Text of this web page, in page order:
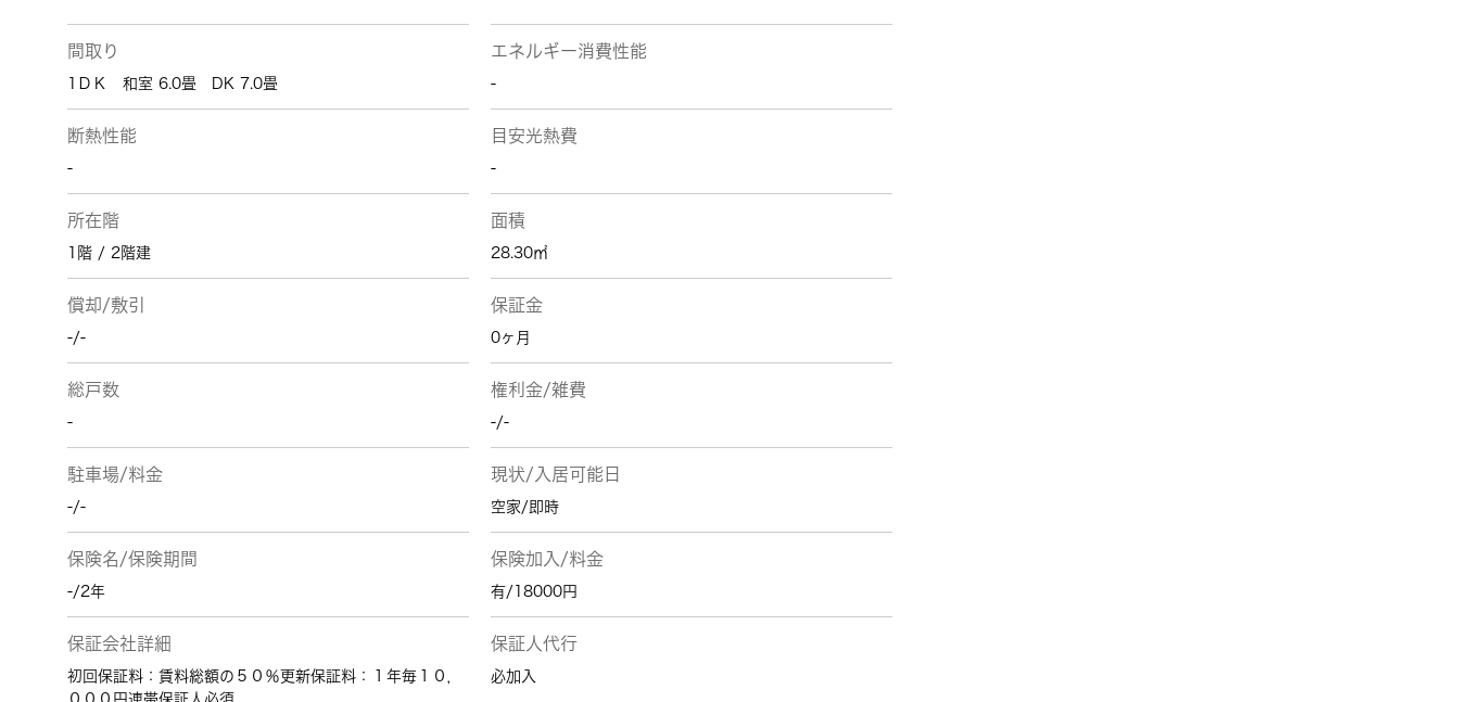
間取り
1ＤＫ 和室 6.0畳 DK 7.0畳
エネルギー消費性能
-
断熱性能
-
目安光熱費
-
所在階
1階 / 2階建
面積
28.30㎡
償却/敷引
-/-
保証金
0ヶ月
総戸数
-
権利金/雑費
-/-
駐車場/料金
-/-
現状/入居可能日
空家/即時
保険名/保険期間
-/2年
保険加入/料金
有/18000円
保証会社詳細
初回保証料：賃料総額の５０％更新保証料：１年毎１０，
０００円連帯保証人必須
保証人代行
必加入